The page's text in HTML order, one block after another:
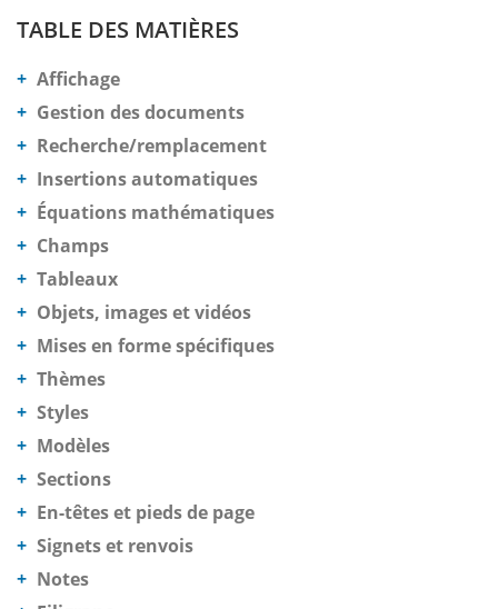
TABLE DES MATIÈRES
Affichage
Gestion des documents
Recherche/remplacement
Insertions automatiques
Équations mathématiques
Champs
Tableaux
Objets, images et vidéos
Mises en forme spécifiques
Thèmes
Styles
Modèles
Sections
En-têtes et pieds de page
Signets et renvois
Notes